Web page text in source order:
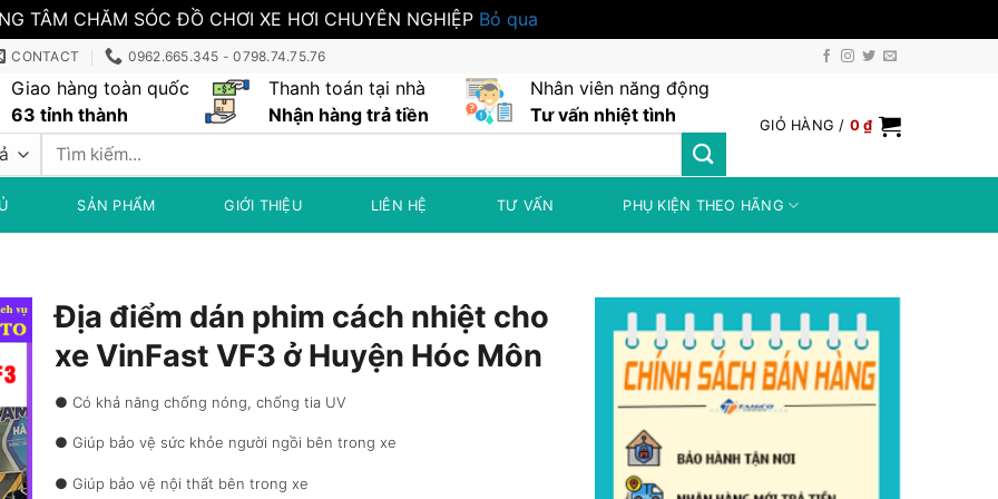
TÂM CHĂM SÓC ĐỒ CHƠI XE HƠI CHUYÊN NGHIỆP Bỏ qua
CONTACT 0962.665.345 - 0798.74.75.76
Giao hàng toàn quốc
63 tỉnh thành
Thanh toán tại nhà
Nhận hàng trả tiền
Nhân viên năng động
Tư vấn nhiệt tình
Tìm
GIỎ HÀNG / 0₫
SẢN PHẨM GIỚI THIỆU LIÊN HỆ TƯ VẤN PHỤ KIỆN THEO HÃNG
Địa điểm dán phim cách nhiệt cho
xe VinFast VF3 ở Huyện Hóc Môn
● Có khả năng chống nóng, chống tia UV
● Giúp bảo vệ sức khỏe người ngồi bên trong xe
● Giúp bảo vệ nội thất bên trong xe